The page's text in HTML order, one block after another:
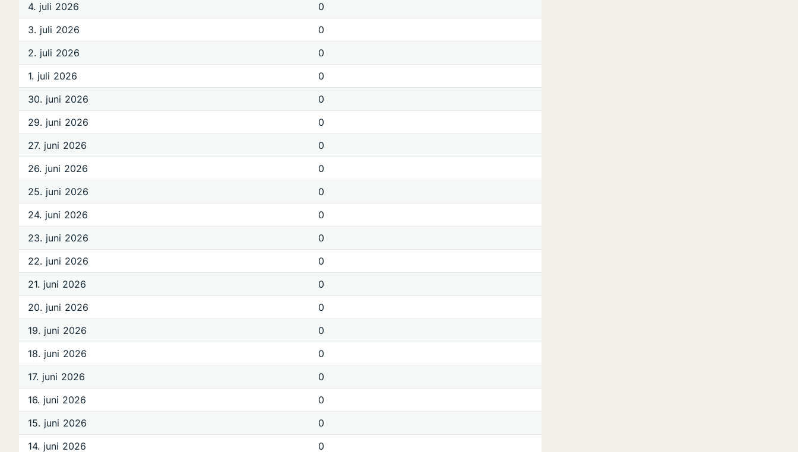
4. juli 2026
0
3. juli 2026
0
2. juli 2026
0
1. juli 2026
0
30. juni 2026
0
29. juni 2026
0
27. juni 2026
0
26. juni 2026
0
25. juni 2026
0
24. juni 2026
0
23. juni 2026
0
22. juni 2026
0
21. juni 2026
0
20. juni 2026
0
19. juni 2026
0
18. juni 2026
0
17. juni 2026
0
16. juni 2026
0
15. juni 2026
0
14. juni 2026
0